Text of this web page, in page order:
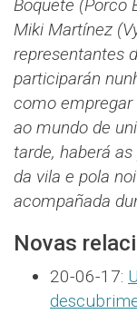
Boquete (Porco
Miki Martínez
representantes
participarán
como empregar
ao mundo de
tarde, haberá
da vila e pola
acompañada
Novas
20-06-17: